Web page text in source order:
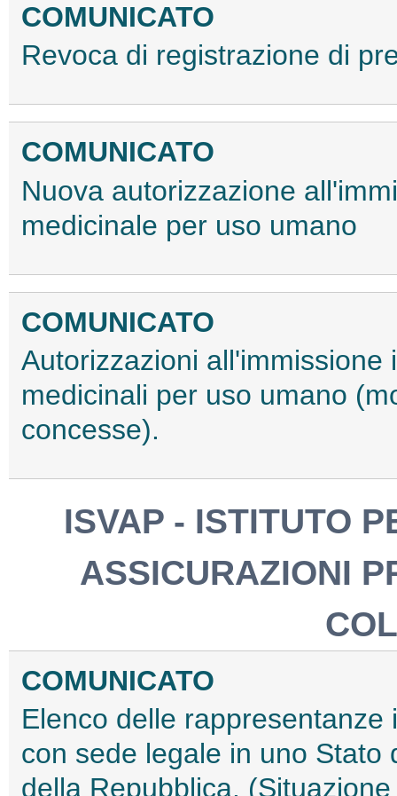
COMUNICATO
Revoca di registrazione di
COMUNICATO
Nuova autorizzazione
medicinale per uso umano
COMUNICATO
Autorizzazioni
medicinali per uso umano
concesse).
ISVAP - ISTITUTO
ASSICURAZIONI
COMUNICATO
Elenco delle
con sede legale in uno
della Repubblica.